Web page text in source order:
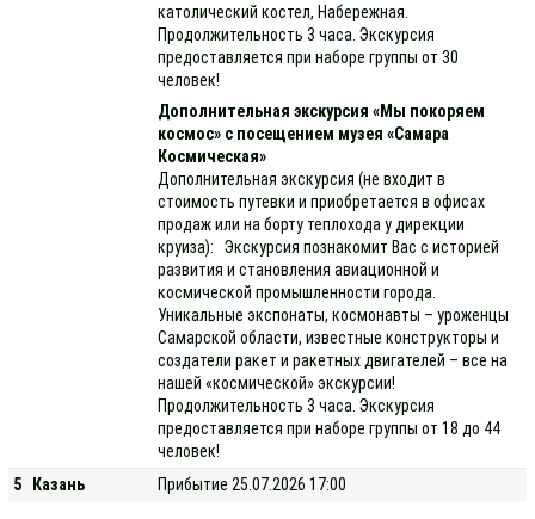
католический костел, Набережная.
Продолжительность 3 часа. Экскурсия
предоставляется при наборе группы от 30
человек!
Дополнительная экскурсия «Мы покоряем
космос» с посещением музея «Самара
Космическая»
Дополнительная экскурсия (не входит в
стоимость путевки и приобретается в офисах
продаж или на борту теплохода у дирекции
круиза): Экскурсия познакомит Вас с историей
развития и становления авиационной и
космической промышленности города.
Уникальные экспонаты, космонавты – уроженцы
Самарской области, известные конструкторы и
создатели ракет и ракетных двигателей – все на
нашей «космической» экскурсии!
Продолжительность 3 часа. Экскурсия
предоставляется при наборе группы от 18 до 44
человек!
5
Казань Прибытие 25.07.2026 17:00